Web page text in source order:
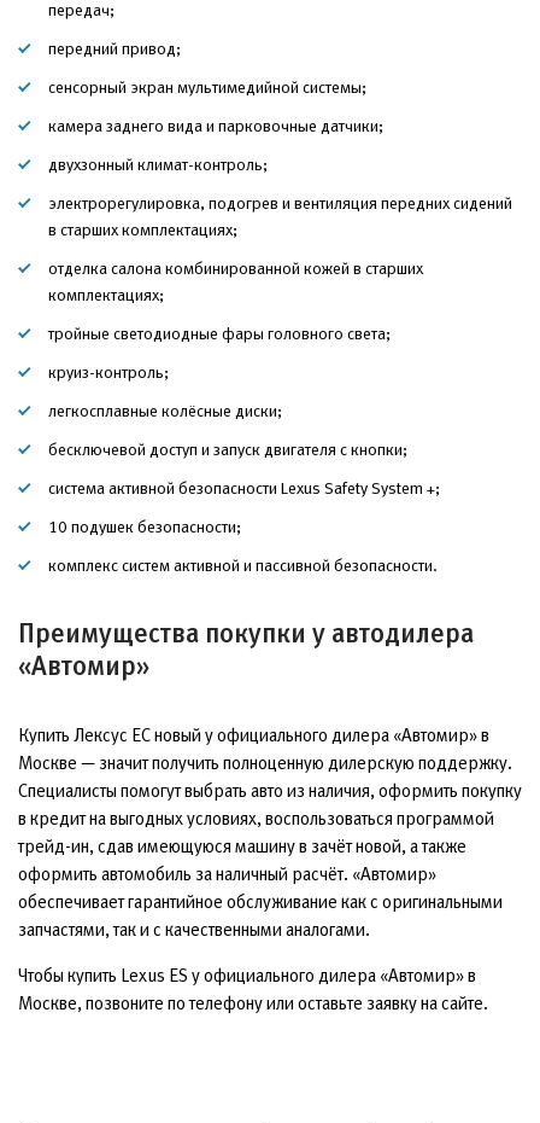
передач;
передний привод;
сенсорный экран мультимедийной системы;
камера заднего вида и парковочные датчики;
двухзонный климат-контроль;
электрорегулировка, подогрев и вентиляция передних сидений
в старших комплектациях;
отделка салона комбинированной кожей в старших
комплектациях;
тройные светодиодные фары головного света;
круиз-контроль;
легкосплавные колёсные диски;
бесключевой доступ и запуск двигателя с кнопки;
система активной безопасности Lexus Safety System +;
10 подушек безопасности;
комплекс систем активной и пассивной безопасности.
Преимущества покупки у автодилера
«Автомир»
Купить Лексус ЕС новый у официального дилера «Автомир» в
Москве — значит получить полноценную дилерскую поддержку.
Специалисты помогут выбрать авто из наличия, оформить покупку
в кредит на выгодных условиях, воспользоваться программой
трейд-ин, сдав имеющуюся машину в зачёт новой, а также
оформить автомобиль за наличный расчёт. «Автомир»
обеспечивает гарантийное обслуживание как с оригинальными
запчастями, так и с качественными аналогами.
Чтобы купить Lexus ES у официального дилера «Автомир» в
Москве, позвоните по телефону или оставьте заявку на сайте.